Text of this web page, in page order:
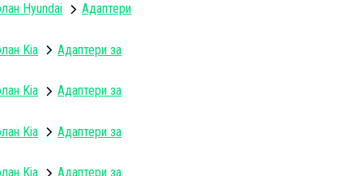
Hyundai
Адаптери
Kia
Адаптери за
Kia
Адаптери за
Kia
Адаптери за
Kia Адаптери за